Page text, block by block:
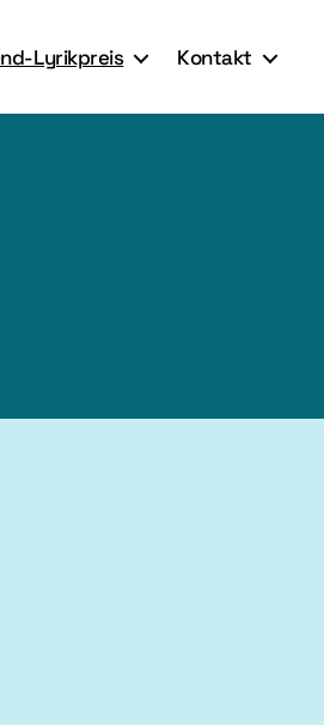
Lyrikpreis Kontakt